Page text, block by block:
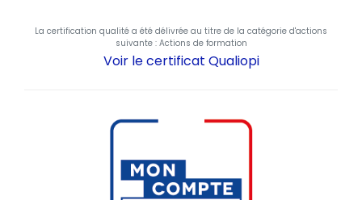
La certification qualité a été délivrée au titre de la catégorie d'actions
suivante : Actions de formation
Voir le certificat Qualiopi